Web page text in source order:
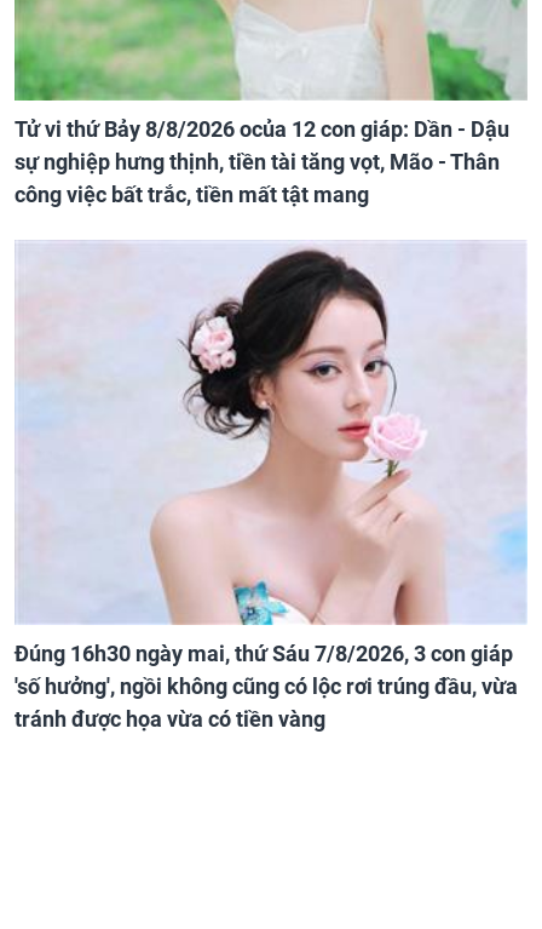
Tử vi thứ Bảy 8/8/2026 ocủa 12 con giáp: Dần - Dậu
sự nghiệp hưng thịnh, tiền tài tăng vọt, Mão - Thân
công việc bất trắc, tiền mất tật mang
Đúng 16h30 ngày mai, thứ Sáu 7/8/2026, 3 con giáp
'số hưởng', ngồi không cũng có lộc rơi trúng đầu, vừa
tránh được họa vừa có tiền vàng